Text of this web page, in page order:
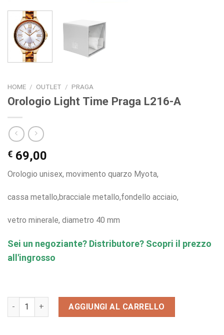
HOME / OUTLET / PRAGA
Orologio Light Time Praga L216-A
€ 69,00
Orologio unisex, movimento quarzo Myota,
cassa metallo,bracciale metallo,fondello acciaio,
vetro minerale, diametro 40 mm
Sei un negoziante? Distributore? Scopri il prezzo
all'ingrosso
Orologio Light Time Praga L216-A quantità
AGGIUNGI AL CARRELLO